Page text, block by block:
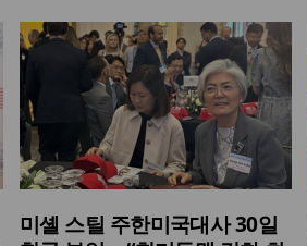
미셸 스틸 주한미국대사 30일